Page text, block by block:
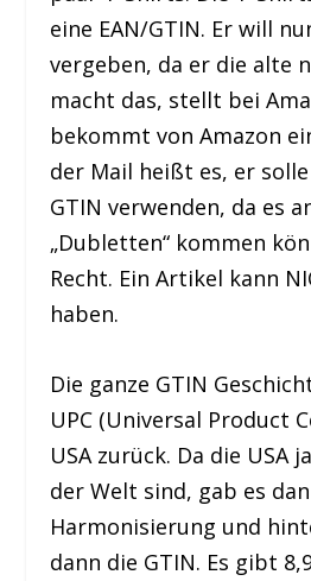
eine EAN/GTIN. Er will
vergeben, da er die alte
macht das, stellt bei
bekommt von Amazon
der Mail heißt es, er
GTIN verwenden, da es
„Dubletten“ kommen
Recht. Ein Artikel kann
haben.
Die ganze GTIN
UPC (Universal Product
USA zurück. Da die USA
der Welt sind, gab es
Harmonisierung und
dann die GTIN. Es gibt